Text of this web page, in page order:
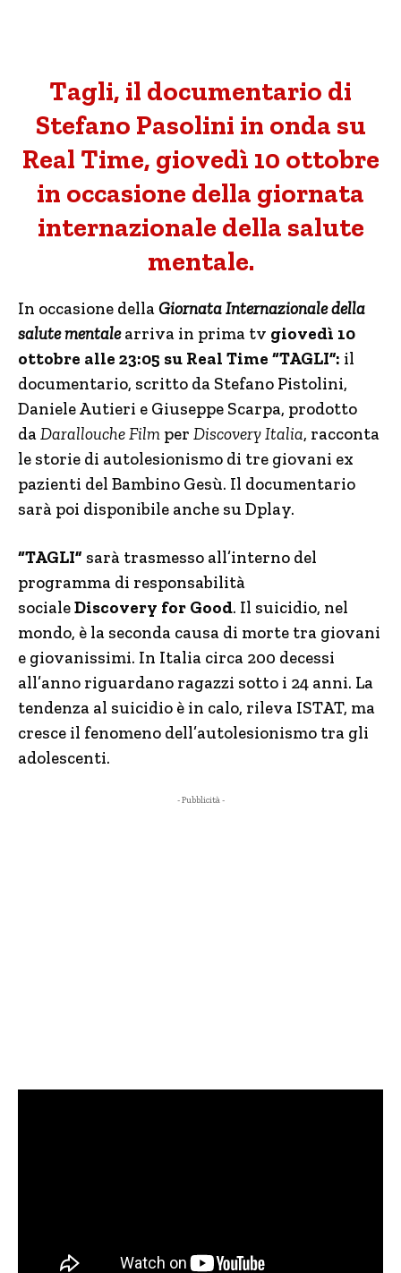
Tagli, il documentario di
Stefano Pasolini in onda su
Real Time, giovedì 10 ottobre
in occasione della giornata
internazionale della salute
mentale.
In occasione dellaGiornata Internazionale della
salute mentalearriva in prima tv giovedì 10
ottobre alle 23:05 su Real Time “TAGLI”: il
documentario, scritto da Stefano Pistolini,
Daniele Autieri e Giuseppe Scarpa, prodotto
daDarallouche Film per Discovery Italia, racconta
le storie di autolesionismo di tre giovani ex
pazienti del Bambino Gesù. Il documentario
sarà poi disponibile anche su Dplay.
“TAGLI” sarà trasmesso all’interno del
programma di responsabilità
socialeDiscovery for Good. Il suicidio, nel
mondo, è la seconda causa di morte tra giovani
e giovanissimi. In Italia circa 200 decessi
all’anno riguardano ragazzi sotto i 24 anni. La
tendenza al suicidio è in calo, rileva ISTAT, ma
cresce il fenomeno dell’autolesionismo tra gli
adolescenti.
- Pubblicità -